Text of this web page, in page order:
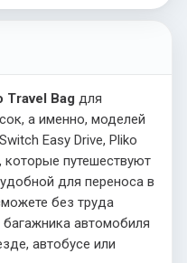
Travel Bag для
а именно, моделей
Easy Drive, Pliko
которые путешествуют
для переноса в
без труда
автомобиля
автобусе или